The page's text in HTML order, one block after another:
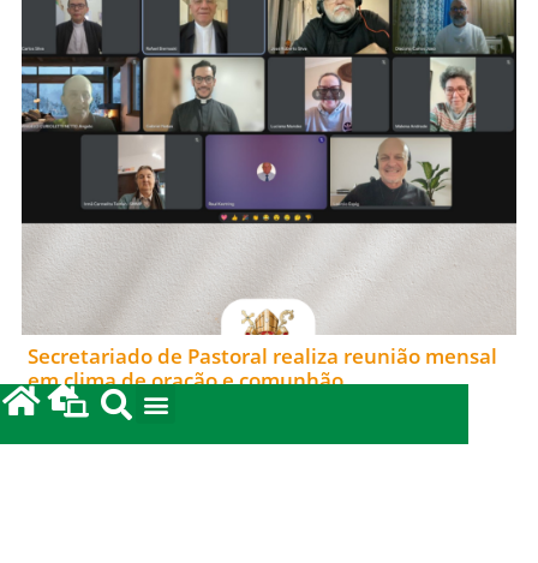
Secretariado de Pastoral realiza reunião mensal
em clima de oração e comunhão
15/06/2026